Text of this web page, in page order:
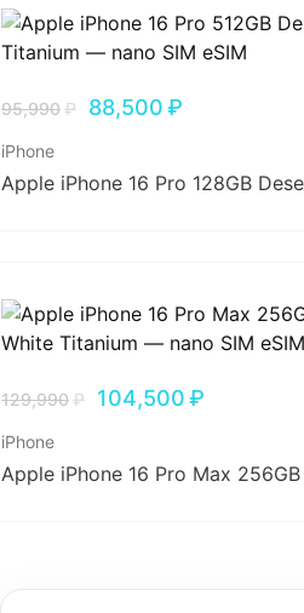
95,990₽ 88,500₽
iPhone
Apple iPhone 16 Pro 128GB
129,990₽ 104,500₽
iPhone
Apple iPhone 16 Pro Max